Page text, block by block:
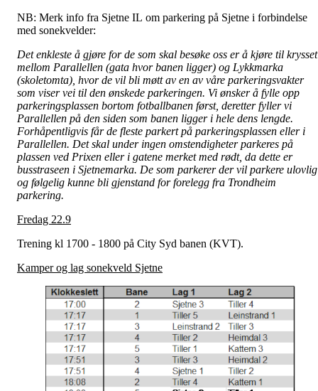
NB: Merk info fra Sjetne IL om parkering på Sjetne i forbindelse
med sonekvelder:
Det enkleste å gjøre for de som skal besøke oss er å kjøre til krysset
mellom Parallellen (gata hvor banen ligger) og Lykkmarka
(skoletomta), hvor de vil bli møtt av en av våre parkeringsvakter
som viser vei til den ønskede parkeringen. Vi ønsker å fylle opp
parkeringsplassen bortom fotballbanen først, deretter fyller vi
Parallellen på den siden som banen ligger i hele dens lengde.
Forhåpentligvis får de fleste parkert på parkeringsplassen eller i
Parallellen. Det skal under ingen omstendigheter parkeres på
plassen ved Prixen eller i gatene merket med rødt, da dette er
busstraseen i Sjetnemarka. De som parkerer der vil parkere ulovlig
og følgelig kunne bli gjenstand for forelegg fra Trondheim
parkering.
Fredag 22.9
Trening kl 1700 - 1800 på City Syd banen (KVT).
Kamper og lag sonekveld Sjetne